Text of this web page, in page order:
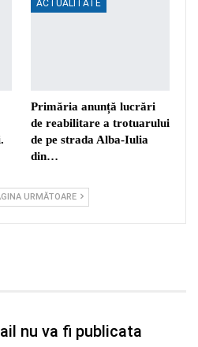
ACTUALITATE
Primăria anunță lucrări
de reabilitare a trotuarului
de pe strada Alba-Iulia
din…
URMĂTOARE
nu va fi publicata